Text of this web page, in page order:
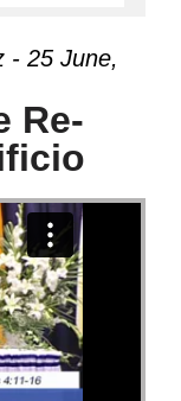
- 25 June,
Re-